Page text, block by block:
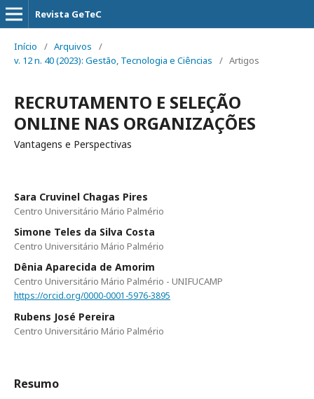
Revista GeTeC
Início / Arquivos
/
v. 12 n. 40 (2023): Gestão, Tecnologia e Ciências
/ Artigos
RECRUTAMENTO E SELEÇÃO
ONLINE NAS ORGANIZAÇÕES
Vantagens e Perspectivas
Sara Cruvinel Chagas Pires
Centro Universitário Mário Palmério
Simone Teles da Silva Costa
Centro Universitário Mário Palmério
Dênia Aparecida de Amorim
Centro Universitário Mário Palmério - UNIFUCAMP
https://orcid.org/0000-0001-5976-3895
Rubens José Pereira
Centro Universitário Mário Palmério
Resumo